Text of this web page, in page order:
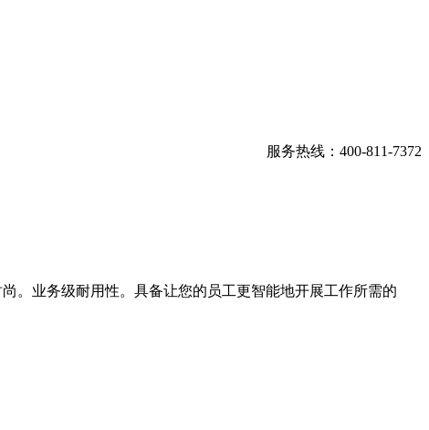
服务热线：400-811-7372
。业务级耐用性。具备让您的员工更智能地开展工作所需的